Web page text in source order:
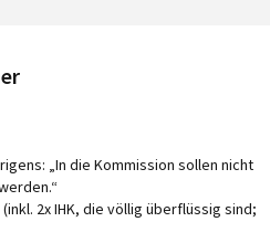
„In die Kommission sollen nicht
2x IHK, die völlig überflüssig sind;